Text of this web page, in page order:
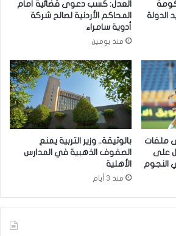
الدولة
العدل: كسب دعوى قضائية أمام
المحاكم الأردنية لصالح شركة
أدوية سامراء
منذ يومين
ملفات
على
النجوم
بالوثيقة.. وزير التربية يمنع
الصفوف الذهبية في المدارس
الأهلية
منذ 3 أيام